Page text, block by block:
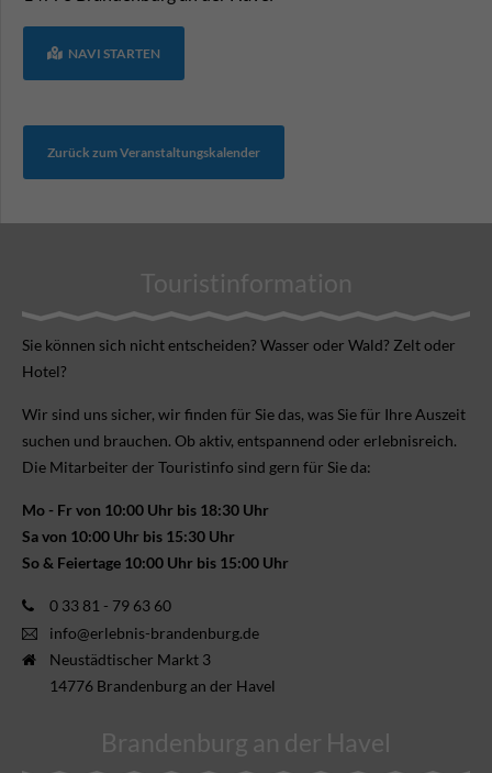
NAVI STARTEN
Zurück zum Veranstaltungskalender
Touristinformation
Sie können sich nicht ent­scheiden? Wasser oder Wald? Zelt oder
Hotel?
Wir sind uns sicher, wir finden für Sie das, was Sie für Ihre Aus­zeit
suchen und brauchen. Ob aktiv, ent­spannend oder erlebnis­reich.
Die Mitarbeiter der Touristinfo sind gern für Sie da:
Mo - Fr von 10:00 Uhr bis 18:30 Uhr
Sa von 10:00 Uhr bis 15:30 Uhr
So & Feiertage 10:00 Uhr bis 15:00 Uhr
0 33 81 - 79 63 60
info@erlebnis-brandenburg.de
Neustädtischer Markt 3
14776 Brandenburg an der Havel
Brandenburg an der Havel